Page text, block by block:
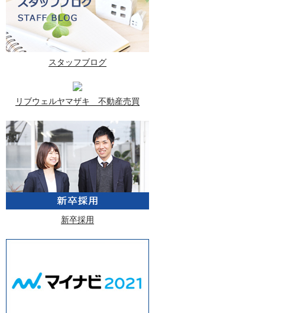
スタッフブログ
リブウェルヤマザキ 不動産売買
新卒採用